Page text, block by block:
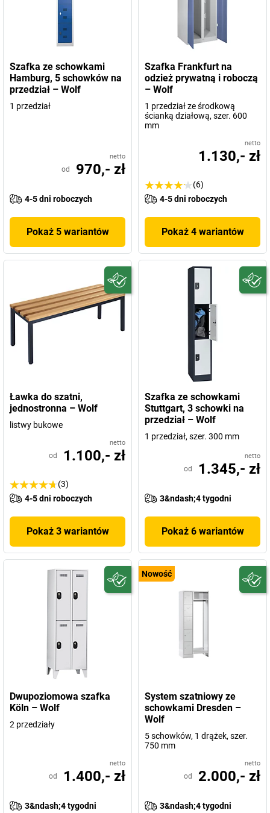
Szafka ze schowkami
Hamburg, 5 schowków na
przedział – Wolf
1 przedział
netto
od 970,- zł
4-5 dni roboczych
Pokaż 5 wariantów
Szafka Frankfurt na
odzież prywatną i roboczą
– Wolf
1 przedział ze środkową
ścianką działową, szer. 600
mm
netto
1.130,- zł
(6)
4-5 dni roboczych
Pokaż 4 wariantów
Ławka do szatni,
jednostronna – Wolf
listwy bukowe
netto
od 1.100,- zł
(3)
4-5 dni roboczych
Pokaż 3 wariantów
Szafka ze schowkami
Stuttgart, 3 schowki na
przedział – Wolf
1 przedział, szer. 300 mm
netto
od 1.345,- zł
3&ndash;4 tygodni
Pokaż 6 wariantów
Dwupoziomowa szafka
Köln – Wolf
2 przedziały
netto
od 1.400,- zł
3&ndash;4 tygodni
Nowość
System szatniowy ze
schowkami Dresden –
Wolf
5 schowków, 1 drążek, szer.
750 mm
netto
od 2.000,- zł
3&ndash;4 tygodni